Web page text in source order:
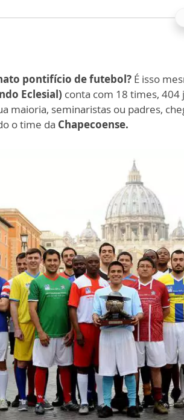
pontifício de futebol? É isso
Eclesial) conta com 18 times, 404
maioria, seminaristas ou padres,
o time da Chapecoense.